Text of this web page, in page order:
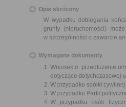
Opis skrócony
W wypadku dobiegania
grunty (nieruchomości)
w szczególności o zawarcie
Wymagane dokumenty
Wniosek o przedłużenie
dotyczące dotychczasowej
W przypadku spółki
W przypadku Partii
W przypadku osób